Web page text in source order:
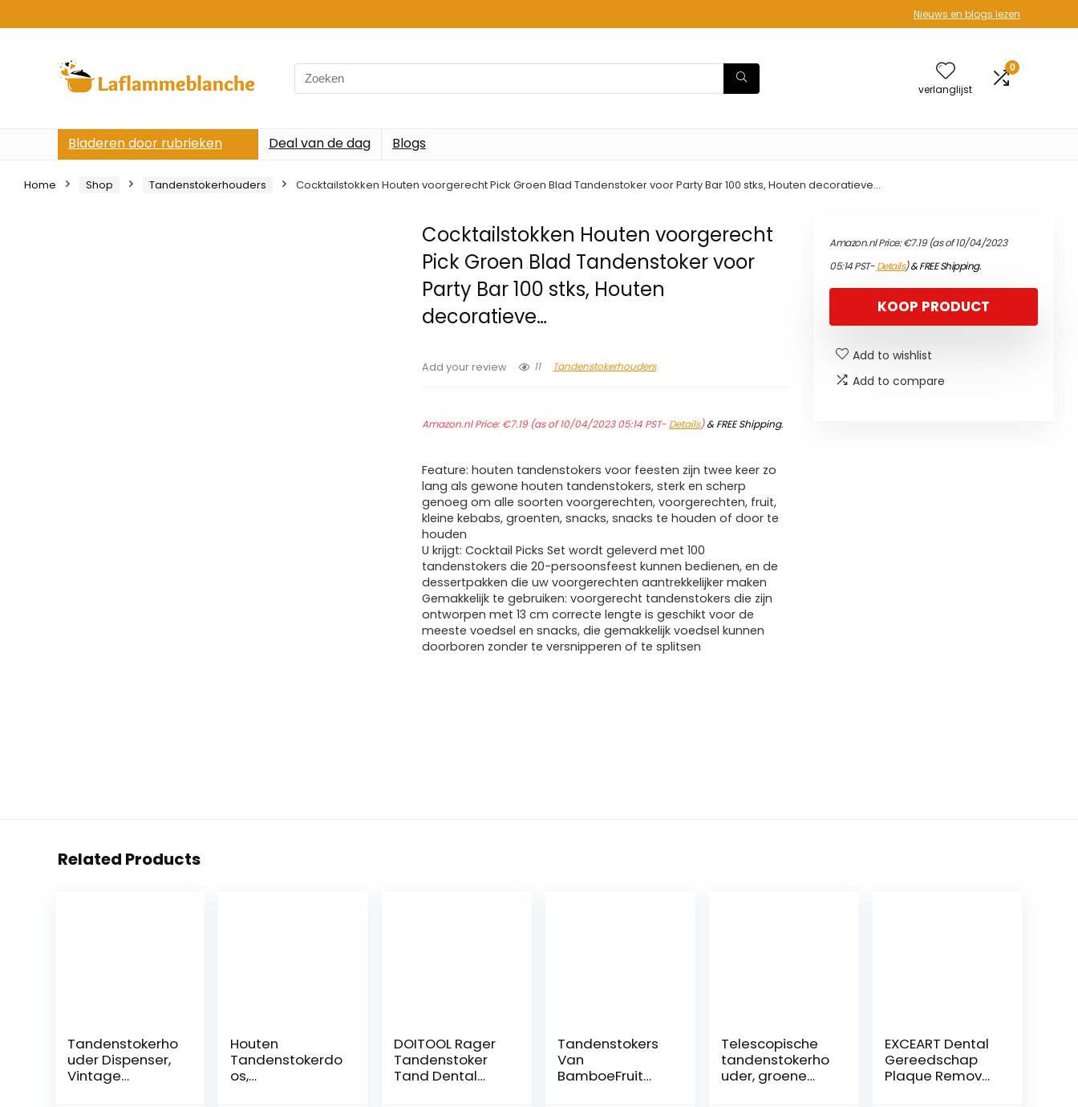
Nieuws en blogs lezen
Search
for:
verlanglijst
0
Bladeren door rubrieken Deal van de dag Blogs
Home Shop Tandenstokerhouders Cocktailstokken Houten voorgerecht Pick Groen Blad Tandenstoker voor Party Bar 100 stks, Houten decoratieve…
Cocktailstokken Houten voorgerecht
Pick Groen Blad Tandenstoker voor
Party Bar 100 stks, Houten
decoratieve…
Add your review 11 Tandenstokerhouders
Amazon.nl Price:€7.19(as of 10/04/2023 05:14 PST- Details)&FREE Shipping.
Feature: houten tandenstokers voor feesten zijn twee keer zo
lang als gewone houten tandenstokers, sterk en scherp
genoeg om alle soorten voorgerechten, voorgerechten, fruit,
kleine kebabs, groenten, snacks, snacks te houden of door te
houden
U krijgt: Cocktail Picks Set wordt geleverd met 100
tandenstokers die 20-persoonsfeest kunnen bedienen, en de
dessertpakken die uw voorgerechten aantrekkelijker maken
Gemakkelijk te gebruiken: voorgerecht tandenstokers die zijn
ontworpen met 13 cm correcte lengte is geschikt voor de
meeste voedsel en snacks, die gemakkelijk voedsel kunnen
doorboren zonder te versnipperen of te splitsen
Amazon.nl Price:€7.19(as of 10/04/2023
05:14 PST-Details)&FREE Shipping.
KOOP PRODUCT
Add to wishlist
Add to compare
Related Products
Tandenstokerho
uder Dispenser,
Vintage
Houten
Tandenstokerdo
os,
DOITOOL Rager
Tandenstoker
Tand Dental
Tandenstokers
Van
BamboeFruit
Telescopische
tandenstokerho
uder, groene
EXCEART Dental
Gereedschap
Plaque Remover